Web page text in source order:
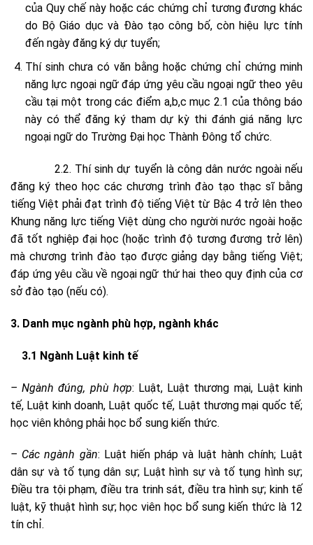
của Quy chế này hoặc các chứng chỉ tương đương khác
do Bộ Giáo dục và Đào tạo công bố, còn hiệu lực tính
đến ngày đăng ký dự tuyển;
Thí sinh chưa có văn bằng hoặc chứng chỉ chứng minh
năng lực ngoại ngữ đáp ứng yêu cầu ngoại ngữ theo yêu
cầu tại một trong các điểm a,b,c mục 2.1 của thông báo
này có thể đăng ký tham dự kỳ thi đánh giá năng lực
ngoại ngữ do Trường Đại học Thành Đông tổ chức.
2.2. Thí sinh dự tuyển là công dân nước ngoài nếu
đăng ký theo học các chương trình đào tạo thạc sĩ bằng
tiếng Việt phải đạt trình độ tiếng Việt từ Bậc 4 trở lên theo
Khung năng lực tiếng Việt dùng cho người nước ngoài hoặc
đã tốt nghiệp đại học (hoặc trình độ tương đương trở lên)
mà chương trình đào tạo được giảng dạy bằng tiếng Việt;
đáp ứng yêu cầu về ngoại ngữ thứ hai theo quy định của cơ
sở đào tạo (nếu có).
3. Danh mục ngành phù hợp, ngành khác
3.1 Ngành Luật kinh tế
–Ngành đúng, phù hợp: Luật, Luật thương mại, Luật kinh
tế, Luật kinh doanh, Luật quốc tế, Luật thương mại quốc tế;
học viên không phải học bổ sung kiến thức.
– Các ngành gần: Luật hiến pháp và luật hành chính; Luật
dân sự và tố tụng dân sự; Luật hình sự và tố tụng hình sự;
Điều tra tội phạm, điều tra trinh sát, điều tra hình sự; kinh tế
luật, kỹ thuật hình sự; học viên học bổ sung kiến thức là 12
tín chỉ.